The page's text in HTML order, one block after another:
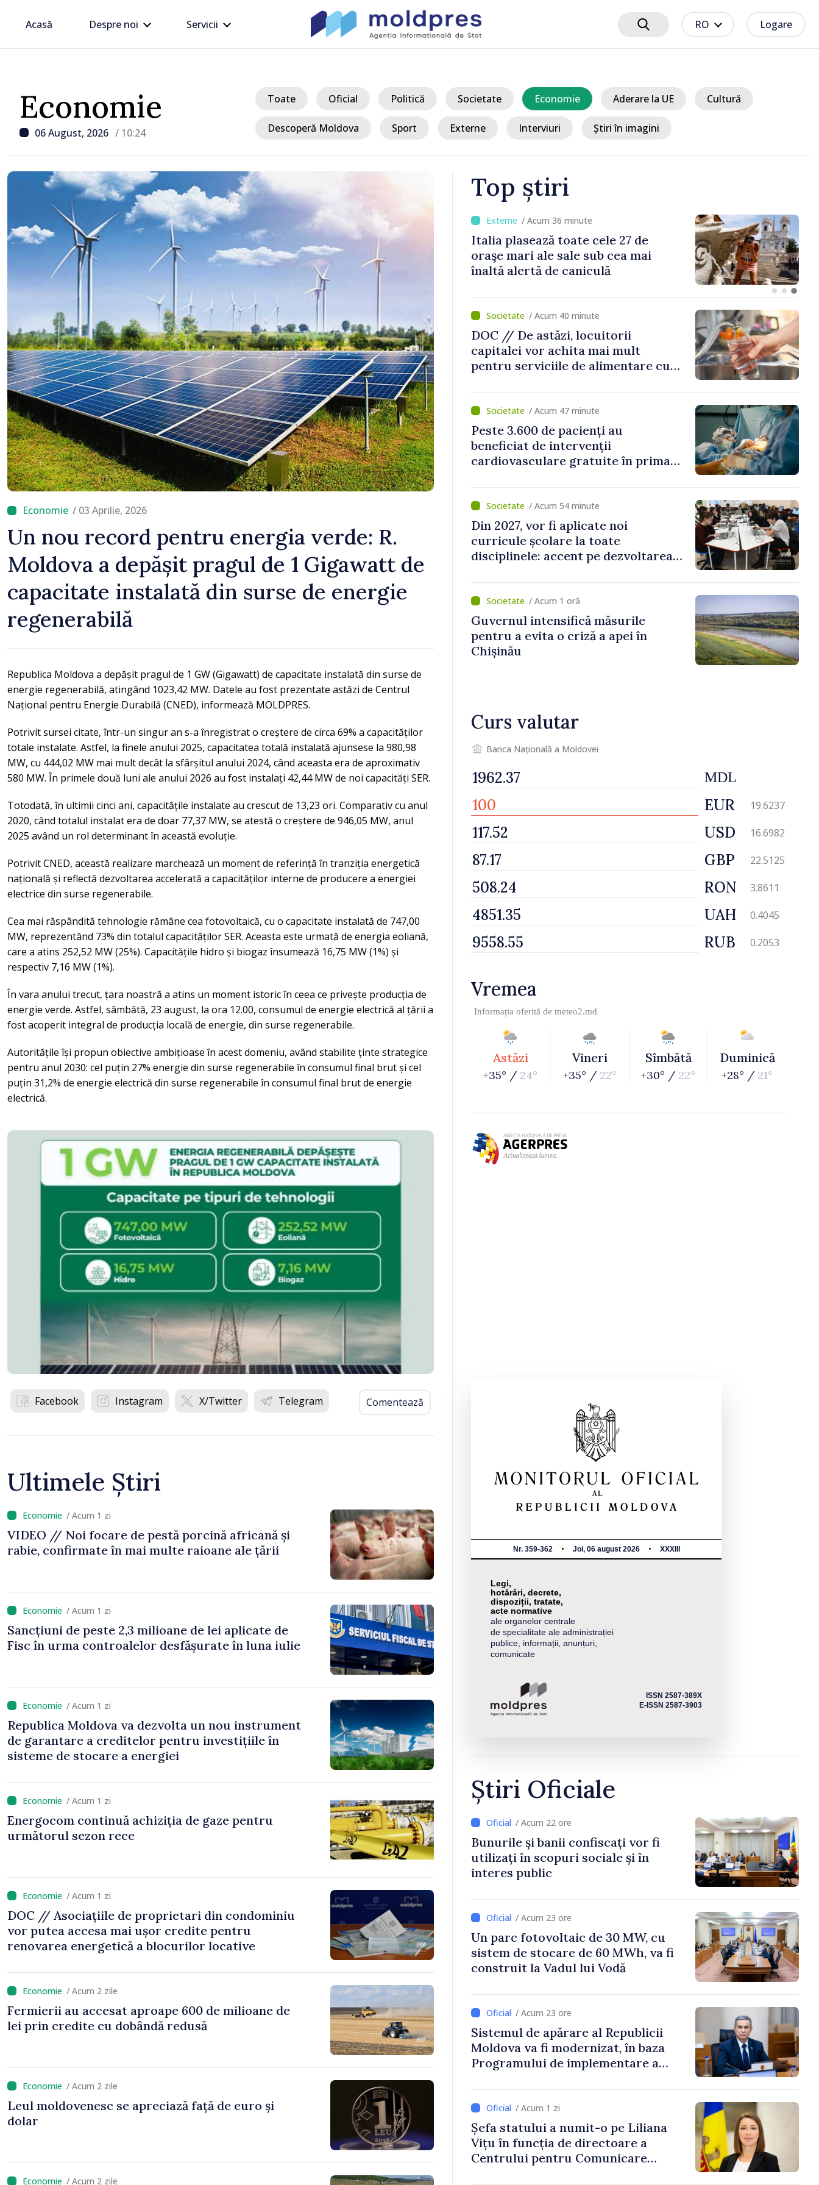
Acasă Despre noi Servicii RO Logare
Economie
06 August, 2026 / 10:24
Toate Oficial Politică Societate Economie Aderare la UE Cultură
Descoperă Moldova Sport Externe Interviuri Știri în imagini
/ 03 Aprilie, 2026
Un nou record pentru energia verde: R.
Moldova a depășit pragul de 1 Gigawatt de
capacitate instalată din surse de energie
regenerabilă
Republica Moldova a depășit pragul de 1 GW (Gigawatt) de capacitate instalată din surse de
energie regenerabilă, atingând 1023,42 MW. Datele au fost prezentate astăzi de Centrul
Național pentru Energie Durabilă (CNED), informează MOLDPRES.
Potrivit sursei citate, într-un singur an s-a înregistrat o creștere de circa 69% a capacităților
totale instalate. Astfel, la finele anului 2025, capacitatea totală instalată ajunsese la 980,98
MW, cu 444,02 MW mai mult decât la sfârșitul anului 2024, când aceasta era de aproximativ
580 MW. În primele două luni ale anului 2026 au fost instalați 42,44 MW de noi capacități SER.
Totodată, în ultimii cinci ani, capacitățile instalate au crescut de 13,23 ori. Comparativ cu anul
2020, când totalul instalat era de doar 77,37 MW, se atestă o creștere de 946,05 MW, anul
2025 având un rol determinant în această evoluție.
Potrivit CNED, această realizare marchează un moment de referință în tranziția energetică
națională și reflectă dezvoltarea accelerată a capacităților interne de producere a energiei
electrice din surse regenerabile.
Cea mai răspândită tehnologie rămâne cea fotovoltaică, cu o capacitate instalată de 747,00
MW, reprezentând 73% din totalul capacităților SER. Aceasta este urmată de energia eoliană,
care a atins 252,52 MW (25%). Capacitățile hidro și biogaz însumează 16,75 MW (1%) și
respectiv 7,16 MW (1%).
În vara anului trecut, țara noastră a atins un moment istoric în ceea ce privește producția de
energie verde. Astfel, sâmbătă, 23 august, la ora 12.00, consumul de energie electrică al țării a
fost acoperit integral de producția locală de energie, din surse regenerabile.
Autoritățile își propun obiective ambițioase în acest domeniu, având stabilite ținte strategice
pentru anul 2030: cel puțin 27% energie din surse regenerabile în consumul final brut și cel
puțin 31,2% de energie electrică din surse regenerabile în consumul final brut de energie
electrică.
Facebook Instagram X/Twitter Telegram Comentează
Ultimele Știri
/ Acum 1 zi
VIDEO // Noi focare de pestă porcină africană și
rabie, confirmate în mai multe raioane ale țării
/ Acum 1 zi
Sancțiuni de peste 2,3 milioane de lei aplicate de
Fisc în urma controalelor desfășurate în luna iulie
/ Acum 1 zi
Republica Moldova va dezvolta un nou instrument
de garantare a creditelor pentru investițiile în
sisteme de stocare a energiei
/ Acum 1 zi
Energocom continuă achiziția de gaze pentru
următorul sezon rece
/ Acum 1 zi
DOC // Asociațiile de proprietari din condominiu
vor putea accesa mai ușor credite pentru
renovarea energetică a blocurilor locative
/ Acum 2 zile
Fermierii au accesat aproape 600 de milioane de
lei prin credite cu dobândă redusă
/ Acum 2 zile
Leul moldovenesc se apreciază față de euro și
dolar
/ Acum 2 zile
Top știri
/ Acum 17 minute
Peste 4.700 de persoane au apelat la
punctele de reabilitare în timpul
caniculei
/ Acum 36 minute
Italia plasează toate cele 27 de
oraşe mari ale sale sub cea mai
înaltă alertă de caniculă
/ Acum 40 minute
DOC // De astăzi, locuitorii
capitalei vor achita mai mult
pentru serviciile de alimentare cu
/ Acum 47 minute
Peste 3.600 de pacienți au
beneficiat de intervenții
cardiovasculare gratuite în prima
/ Acum 54 minute
Din 2027, vor fi aplicate noi
curricule școlare la toate
disciplinele: accent pe dezvoltarea
/ Acum 1 oră
Guvernul intensifică măsurile
pentru a evita o criză a apei în
Chișinău
Curs valutar
Banca Națională a Moldovei
MDL
EUR 19.6237
USD 16.6982
GBP 22.5125
RON 3.8611
UAH 0.4045
RUB 0.2053
Vremea
Informația oferită de meteo2.md
Astăzi
+35° / 24°
Vineri
+35° / 22°
Sîmbătă
+30° / 22°
Duminică
+28° / 21°
Nr. 359-362 Joi, 06 august 2026 XXXIII
Legi,
hotărâri, decrete,
dispoziții, tratate,
acte normative
ale organelor centrale
de specialitate ale administrației
publice, informații, anunțuri,
comunicate
ISSN 2587-389X
E-ISSN 2587-3903
Știri Oficiale
/ Acum 22 ore
Bunurile și banii confiscați vor fi
utilizați în scopuri sociale și în
interes public
/ Acum 23 ore
Un parc fotovoltaic de 30 MW, cu
sistem de stocare de 60 MWh, va fi
construit la Vadul lui Vodă
/ Acum 23 ore
Sistemul de apărare al Republicii
Moldova va fi modernizat, în baza
Programului de implementare a
/ Acum 1 zi
Șefa statului a numit-o pe Liliana
Vițu în funcția de directoare a
Centrului pentru Comunicare